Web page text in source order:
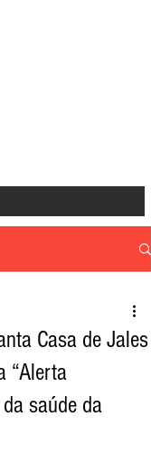
Casa de Jales
“Alerta
saúde da